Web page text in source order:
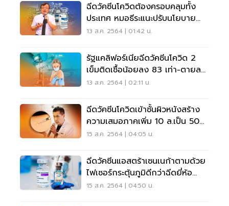
ฉีดวัคซีนโควิดต้องครอบคลุมทั้ง
ประเทศ หมอธีระแนะปรับนโยบาย
จากฉีดแค่ 70%
13 ส.ค. 2564 | 01:42 น.
รัฐแคลิฟอร์เนียฉีดวัคซีนโควิด 2
เข็มติดเชื้อน้อยลง 83 เท่า-ตายลด
ลง 462 เท่า
13 ส.ค. 2564 | 02:11 น.
ฉีดวัคซีนโควิดเข้าชั้นผิวหนังสร้าง
ความเสมอภาคเพิ่ม 10 ล.เป็น 50
ล.โดส
15 ส.ค. 2564 | 04:05 น.
ฉีดวัคซีนแอสตร้าเซนเนก้าตามด้วย
ไฟเซอร์กระตุ้นภูมิดีกว่าฉีดยี่ห้อ
เดียว
15 ส.ค. 2564 | 04:50 น.